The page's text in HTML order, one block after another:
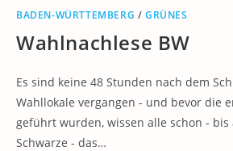
BADEN-WÜRTTEMBERG /GRÜNES
Wahlnachlese BW
Es sind keine 48 Stunden nach dem
Wahllokale vergangen - und bevor die
geführt wurden, wissen alle schon -
Schwarze - das…